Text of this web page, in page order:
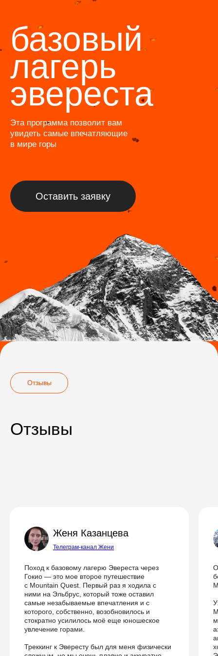
Женя Казанцева
Телеграм-канал Жени
Поход к базовому лагерю Эвереста через
Гокио — это мое второе путешествие
с Mountain Quest. Первый раз я ходила с
ними на Эльбрус, который тоже оставил
самые незабываемые впечатления и с
которого, собственно, возобновилось и
стократно усилилось моё еще юношеское
увлечение горами.
Треккинг к Эвересту был для меня физически